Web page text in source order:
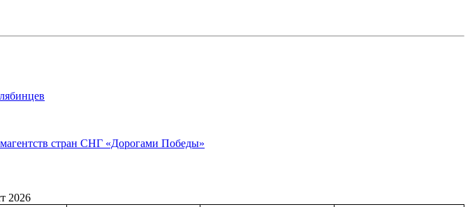
стран СНГ «Дорогами Победы»
2026